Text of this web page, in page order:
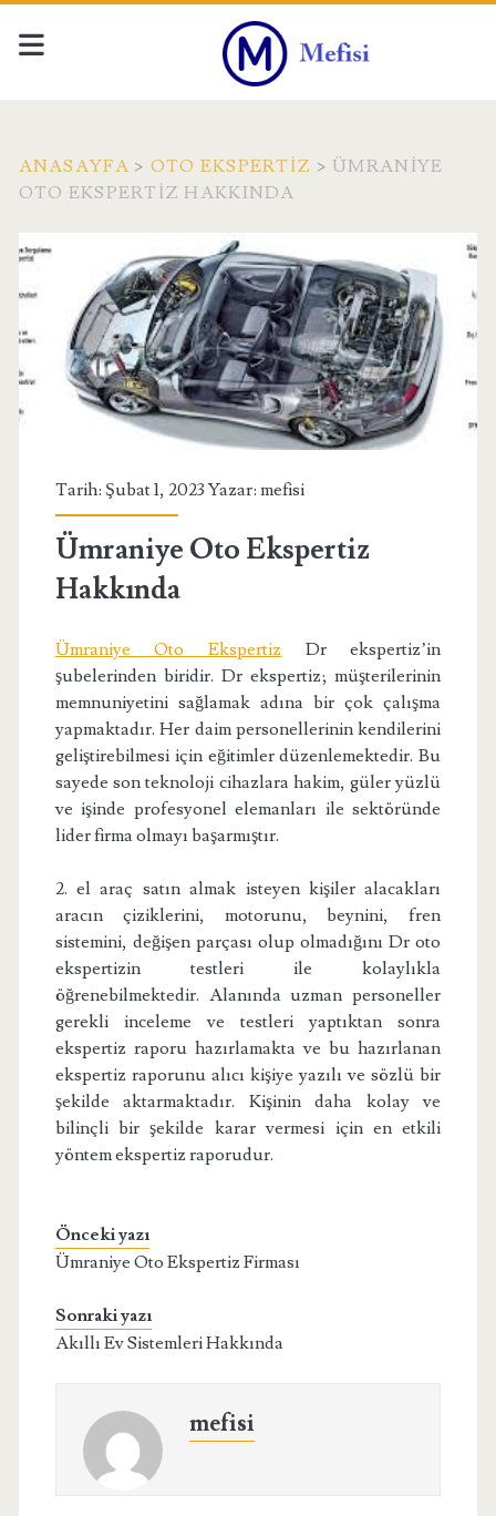
ANASAYFA > OTO EKSPERTIZ > ÜMRANIYE
OTO EKSPERTIZ HAKKINDA
Tarih: Şubat 1, 2023 Yazar: mefisi
Ümraniye Oto Ekspertiz
Hakkında
Ümraniye Oto Ekspertiz Dr ekspertiz’in
şubelerinden biridir. Dr ekspertiz; müşterilerinin
memnuniyetini sağlamak adına bir çok çalışma
yapmaktadır. Her daim personellerinin kendilerini
geliştirebilmesi için eğitimler düzenlemektedir. Bu
sayede son teknoloji cihazlara hakim, güler yüzlü
ve işinde profesyonel elemanları ile sektöründe
lider firma olmayı başarmıştır.
2. el araç satın almak isteyen kişiler alacakları
aracın çiziklerini, motorunu, beynini, fren
sistemini, değişen parçası olup olmadığını Dr oto
ekspertizin testleri ile kolaylıkla
öğrenebilmektedir. Alanında uzman personeller
gerekli inceleme ve testleri yaptıktan sonra
ekspertiz raporu hazırlamakta ve bu hazırlanan
ekspertiz raporunu alıcı kişiye yazılı ve sözlü bir
şekilde aktarmaktadır. Kişinin daha kolay ve
bilinçli bir şekilde karar vermesi için en etkili
yöntem ekspertiz raporudur.
Önceki yazı
Ümraniye Oto Ekspertiz Firması
Sonraki yazı
Akıllı Ev Sistemleri Hakkında
mefisi